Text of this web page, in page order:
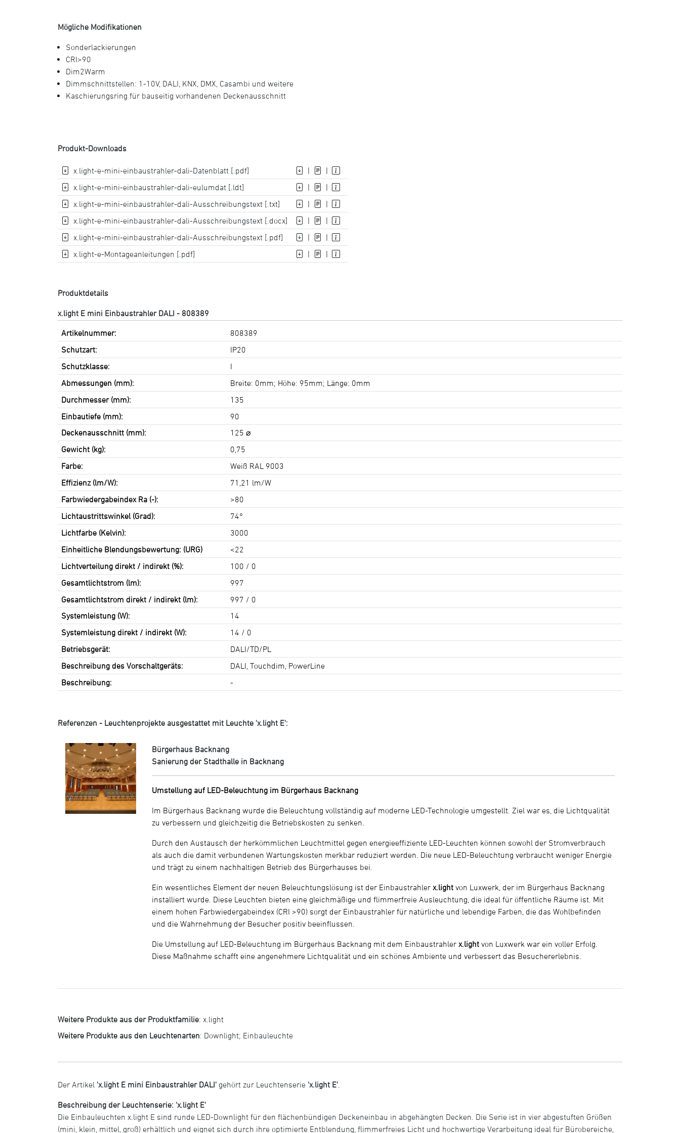
Mögliche Modifikationen
Sonderlackierungen
CRI>90
Dim2Warm
Dimmschnittstellen: 1-10V, DALI, KNX, DMX, Casambi und weitere
Kaschierungsring für bauseitig vorhandenen Deckenausschnitt
Produkt-Downloads
x.light-e-mini-einbaustrahler-dali-Datenblatt [.pdf] |
|
x.light-e-mini-einbaustrahler-dali-eulumdat [.ldt]
|
|
x.light-e-mini-einbaustrahler-dali-Ausschreibungstext [.txt]
|
|
x.light-e-mini-einbaustrahler-dali-Ausschreibungstext [.docx]
|
|
x.light-e-mini-einbaustrahler-dali-Ausschreibungstext [.pdf]
|
|
x.light-e-Montageanleitungen [.pdf]
| |
Produktdetails
x.light E mini Einbaustrahler DALI - 808389
Artikelnummer:
808389
Schutzart:
IP20
Schutzklasse:
I
Abmessungen (mm):
Breite: 0mm; Höhe: 95mm; Länge: 0mm
Durchmesser (mm):
135
Einbautiefe (mm):
90
Deckenausschnitt (mm):
125 ⌀
Gewicht (kg):
0,75
Farbe:
Weiß RAL 9003
Effizienz (lm/W):
71,21 lm/W
Farbwiedergabeindex Ra (-):
>80
Lichtaustrittswinkel (Grad):
74°
Lichtfarbe (Kelvin):
3000
Einheitliche Blendungsbewertung: (URG)
<22
Lichtverteilung direkt / indirekt (%):
100 / 0
Gesamtlichtstrom (lm):
997
Gesamtlichtstrom direkt / indirekt (lm):
997 / 0
Systemleistung (W):
14
Systemleistung direkt / indirekt (W):
14 / 0
Betriebsgerät:
DALI/TD/PL
Beschreibung des Vorschaltgeräts:
DALI, Touchdim, PowerLine
Beschreibung:
-
Referenzen - Leuchtenprojekte ausgestattet mit Leuchte 'x.light E':
Bürgerhaus Backnang
Sanierung der Stadthalle in Backnang
Umstellung auf LED-Beleuchtung im Bürgerhaus Backnang
Im Bürgerhaus Backnang wurde die Beleuchtung vollständig auf moderne LED-Technologie umgestellt. Ziel war es, die Lichtqualität
zu verbessern und gleichzeitig die Betriebskosten zu senken.
Durch den Austausch der herkömmlichen Leuchtmittel gegen energieeffiziente LED-Leuchten können sowohl der Stromverbrauch
als auch die damit verbundenen Wartungskosten merkbar reduziert werden. Die neue LED-Beleuchtung verbraucht weniger Energie
und trägt zu einem nachhaltigen Betrieb des Bürgerhauses bei.
Ein wesentliches Element der neuen Beleuchtungslösung ist der Einbaustrahler x.light von Luxwerk, der im Bürgerhaus Backnang
installiert wurde. Diese Leuchten bieten eine gleichmäßige und flimmerfreie Ausleuchtung, die ideal für öffentliche Räume ist. Mit
einem hohen Farbwiedergabeindex (CRI >90) sorgt der Einbaustrahler für natürliche und lebendige Farben, die das Wohlbefinden
und die Wahrnehmung der Besucher positiv beeinflussen.
Die Umstellung auf LED-Beleuchtung im Bürgerhaus Backnang mit dem Einbaustrahler x.light von Luxwerk war ein voller Erfolg.
Diese Maßnahme schafft eine angenehmere Lichtqualität und ein schönes Ambiente und verbessert das Besuchererlebnis.
Weitere Produkte aus der Produktfamilie: x.light
Weitere Produkte aus den Leuchtenarten: Downlight; Einbauleuchte
Der Artikel 'x.light E mini Einbaustrahler DALI' gehört zur Leuchtenserie 'x.light E'
Beschreibung der Leuchtenserie: 'x.light E'
Die Einbauleuchten x.light E sind runde LED-Downlight für den flächenbündigen Deckeneinbau in abgehängten Decken. Die Serie ist in vier abgestuften Größen
(mini, klein, mittel, groß) erhältlich und eignet sich durch ihre optimierte Entblendung, flimmerfreies Licht und hochwertige Verarbeitung ideal für Bürobereiche,